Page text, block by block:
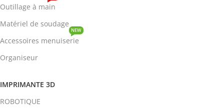
Outillage à main
Matériel de soudage
Accessoires menuiserie
NEW
Organiseur
IMPRIMANTE 3D
ROBOTIQUE